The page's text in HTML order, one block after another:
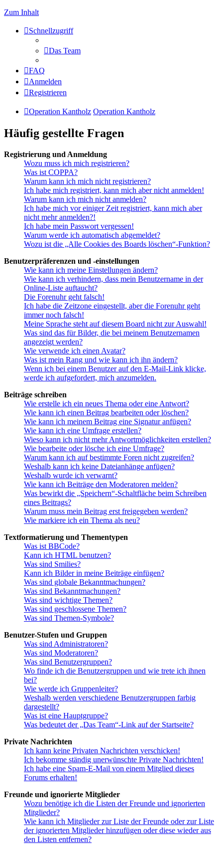
Zum Inhalt
Schnellzugriff
Das Team
FAQ
Anmelden
Registrieren
Operation Kantholz Operation Kantholz
Häufig gestellte Fragen
Registrierung und Anmeldung
Wozu muss ich mich registrieren?
Was ist COPPA?
Warum kann ich mich nicht registrieren?
Ich habe mich registriert, kann mich aber nicht anmelden!
Warum kann ich mich nicht anmelden?
Ich habe mich vor einiger Zeit registriert, kann mich aber
nicht mehr anmelden?!
Ich habe mein Passwort vergessen!
Warum werde ich automatisch abgemeldet?
Wozu ist die „Alle Cookies des Boards löschen“-Funktion?
Benutzerpräferenzen und -einstellungen
Wie kann ich meine Einstellungen ändern?
Wie kann ich verhindern, dass mein Benutzername in der
Online-Liste auftaucht?
Die Forenuhr geht falsch!
Ich habe die Zeitzone eingestellt, aber die Forenuhr geht
immer noch falsch!
Meine Sprache steht auf diesem Board nicht zur Auswahl!
Was sind das für Bilder, die bei meinem Benutzernamen
angezeigt werden?
Wie verwende ich einen Avatar?
Was ist mein Rang und wie kann ich ihn ändern?
Wenn ich bei einem Benutzer auf den E-Mail-Link klicke,
werde ich aufgefordert, mich anzumelden.
Beiträge schreiben
Wie erstelle ich ein neues Thema oder eine Antwort?
Wie kann ich einen Beitrag bearbeiten oder löschen?
Wie kann ich meinem Beitrag eine Signatur anfügen?
Wie kann ich eine Umfrage erstellen?
Wieso kann ich nicht mehr Antwortmöglichkeiten erstellen?
Wie bearbeite oder lösche ich eine Umfrage?
Warum kann ich auf bestimmte Foren nicht zugreifen?
Weshalb kann ich keine Dateianhänge anfügen?
Weshalb wurde ich verwarnt?
Wie kann ich Beiträge den Moderatoren melden?
Was bewirkt die „Speichern“-Schaltfläche beim Schreiben
eines Beitrags?
Warum muss mein Beitrag erst freigegeben werden?
Wie markiere ich ein Thema als neu?
Textformatierung und Thementypen
Was ist BBCode?
Kann ich HTML benutzen?
Was sind Smilies?
Kann ich Bilder in meine Beiträge einfügen?
Was sind globale Bekanntmachungen?
Was sind Bekanntmachungen?
Was sind wichtige Themen?
Was sind geschlossene Themen?
Was sind Themen-Symbole?
Benutzer-Stufen und Gruppen
Was sind Administratoren?
Was sind Moderatoren?
Was sind Benutzergruppen?
Wo finde ich die Benutzergruppen und wie trete ich ihnen
bei?
Wie werde ich Gruppenleiter?
Weshalb werden verschiedene Benutzergruppen farbig
dargestellt?
Was ist eine Hauptgruppe?
Was bedeutet der „Das Team“-Link auf der Startseite?
Private Nachrichten
Ich kann keine Privaten Nachrichten verschicken!
Ich bekomme ständig unerwünschte Private Nachrichten!
Ich habe eine Spam-E-Mail von einem Mitglied dieses
Forums erhalten!
Freunde und ignorierte Mitglieder
Wozu benötige ich die Listen der Freunde und ignorierten
Mitglieder?
Wie kann ich Mitglieder zur Liste der Freunde oder zur Liste
der ignorierten Mitglieder hinzufügen oder diese wieder aus
den Listen entfernen?